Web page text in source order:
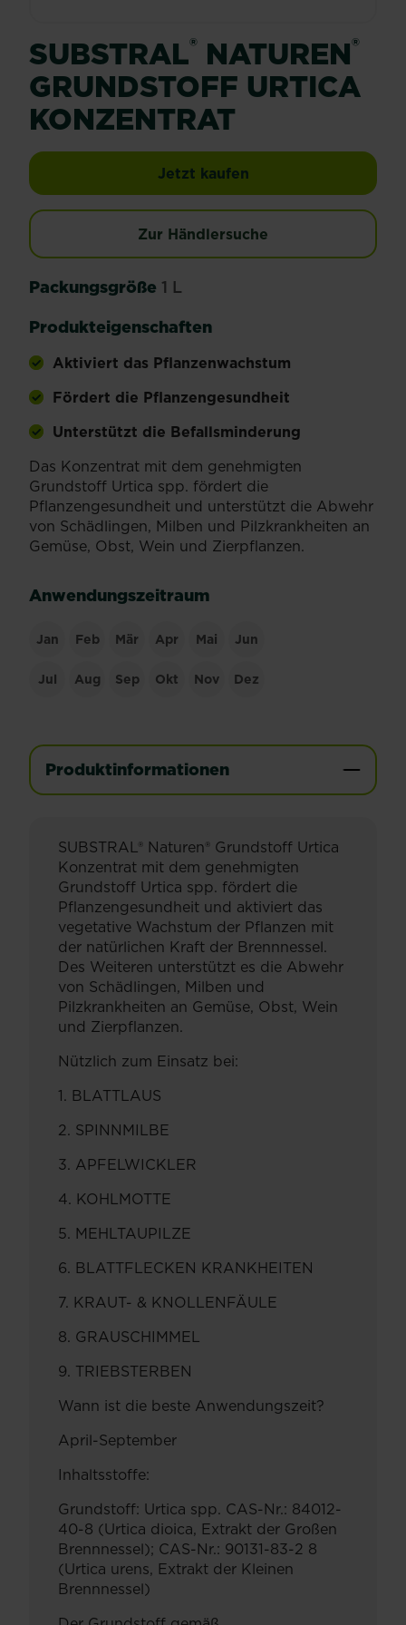
SUBSTRAL® NATUREN®
GRUNDSTOFF URTICA
KONZENTRAT
Jetzt kaufenSUBSTRAL®
Zur Händlersuche
Packungsgröße 1 L
Produkteigenschaften
Aktiviert das Pflanzenwachstum
Fördert die Pflanzengesundheit
Unterstützt die Befallsminderung
Das Konzentrat mit dem genehmigten
Grundstoff Urtica spp. fördert die
Pﬂanzengesundheit und unterstützt die Abwehr
von Schädlingen, Milben und Pilzkrankheiten an
Gemüse, Obst, Wein und Zierpflanzen.
Anwendungszeitraum
Jan Feb Mär Apr Mai Jun
Jul Aug Sep Okt Nov Dez
Produktinformationen
SUBSTRAL® Naturen® Grundstoff Urtica
Konzentrat mit dem genehmigten
Grundstoff Urtica spp. fördert die
Pﬂanzengesundheit und aktiviert das
vegetative Wachstum der Pﬂanzen mit
der natürlichen Kraft der Brennnessel.
Des Weiteren unterstützt es die Abwehr
von Schädlingen, Milben und
Pilzkrankheiten an Gemüse, Obst, Wein
und Zierpflanzen.
Nützlich zum Einsatz bei:
1. BLATTLAUS
2. SPINNMILBE
3. APFELWICKLER
4. KOHLMOTTE
5. MEHLTAUPILZE
6. BLATTFLECKEN KRANKHEITEN
7. KRAUT- & KNOLLENFÄULE
8. GRAUSCHIMMEL
9. TRIEBSTERBEN
Wann ist die beste Anwendungszeit?
April-September
Inhaltsstoffe:
Grundstoff: Urtica spp. CAS-Nr.: 84012-
40-8 (Urtica dioica, Extrakt der Großen
Brennnessel); CAS-Nr.: 90131-83-2 8
(Urtica urens, Extrakt der Kleinen
Brennnessel)